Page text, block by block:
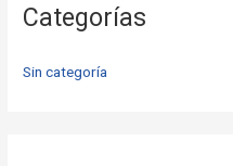
Categorías
Sin categoría